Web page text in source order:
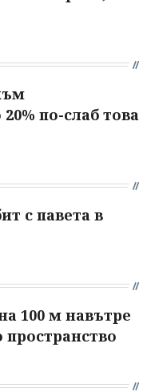
по-слаб това
с павета в
100 м навътре